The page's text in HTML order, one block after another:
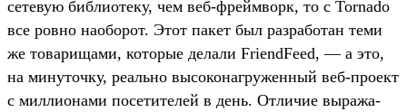
сетевую биб­лиоте­ку, чем веб‑фрей­мворк, то c Tornado
все ров­но наобо­рот. Этот пакет был раз­работан теми
же товари­щами, которые делали FriendFeed, — а это,
на минуточ­ку, реаль­но высоко­наг­ружен­ный веб‑про­ект
с мил­лиона­ми посети­телей в день. Отли­чие выража­